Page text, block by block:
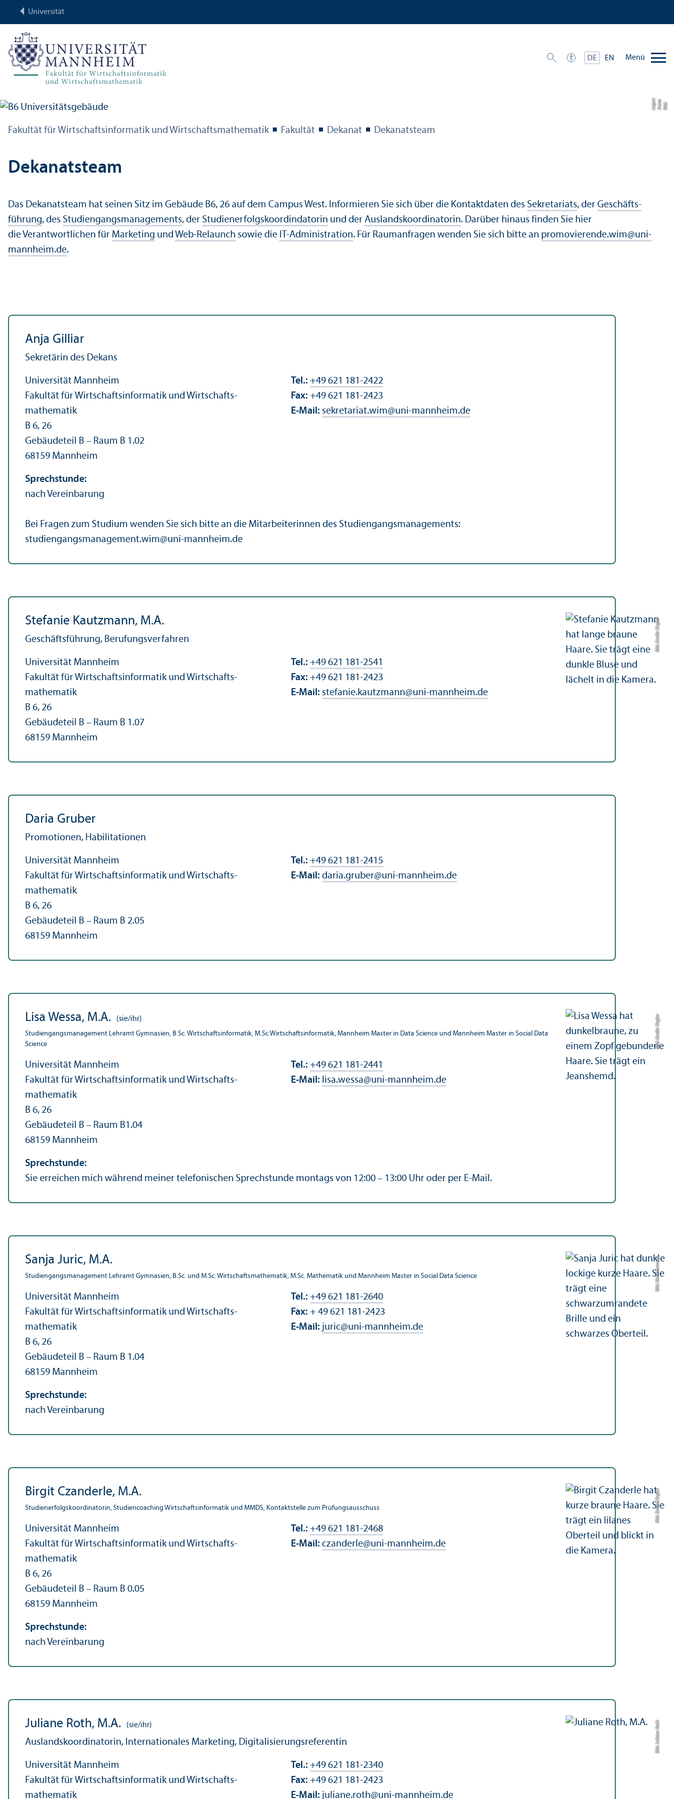
Universität
DE EN Menü
Bil
d:
A
n
n
aL
o
g
u
e
Fakultät für Wirtschafts­informatik und Wirtschafts­mathematik Fakultät Dekanat Dekanats­team
Dekanats­team
Das Dekanats­team hat seinen Sitz im Gebäude B6, 26 auf dem Campus West. Informieren Sie sich über die Kontaktdaten des Sekretariats, der Geschäfts­
führung, des Studien­gangs­managements, der Studien­erfolgskoordindatorin und der Auslands­koordinatorin. Darüber hinaus finden Sie hier
die Verantwortlichen für Marketing und Web-Relaunch sowie die IT-Administration. Für Raumanfragen wenden Sie sich bitte an promovierende.wim@uni-
mannheim.de.
Anja Gilliar
Sekretärin des Dekans
Universität Mannheim
Fakultät für Wirtschafts­informatik und Wirtschafts­
mathematik
B 6, 26
Gebäudeteil B – Raum B 1.02
68159 Mannheim
Tel.: +49 621 181-2422
Fax: +49 621 181-2423
E-Mail: sekretariat.wim@uni-mannheim.de
Sprechstunde:
nach Vereinbarung
Bei Fragen zum Studium wenden Sie sich bitte an die Mitarbeiterinnen des Studien­gangs­managements:
studien­gangsmanagement.wim@uni-mannheim.de
Bild: Emilie Orgler
Stefanie Kautzmann, M.A.
Geschäfts­führung, Berufungs­verfahren
Universität Mannheim
Fakultät für Wirtschafts­informatik und Wirtschafts­
mathematik
B 6, 26
Gebäudeteil B – Raum B 1.07
68159 Mannheim
Tel.: +49 621 181-2541
Fax: +49 621 181-2423
E-Mail: stefanie.kautzmann@uni-mannheim.de
Daria Gruber
Promotionen, Habilitationen
Universität Mannheim
Fakultät für Wirtschafts­informatik und Wirtschafts­
mathematik
B 6, 26
Gebäudeteil B – Raum B 2.05
68159 Mannheim
Tel.: +49 621 181-2415
E-Mail: daria.gruber@uni-mannheim.de
Bild: Emilie Orgler
Lisa Wessa, M.A. (sie/ihr)
Studien­gangs­management Lehr­amt Gymnasien, B.Sc. Wirtschafts­informatik, M.Sc.Wirtschafts­informatik, Mannheim Master in Data Science und Mannheim Master in Social Data
Science
Universität Mannheim
Fakultät für Wirtschafts­informatik und Wirtschafts­
mathematik
B 6, 26
Gebäudeteil B – Raum B1.04
68159 Mannheim
Tel.: +49 621 181-2441
E-Mail: lisa.wessa@uni-mannheim.de
Sprechstunde:
Sie erreichen mich während meiner telefonischen Sprechstunde montags von 12:00 – 13:00 Uhr oder per E-Mail.
Bild: Kim Formosa
Sanja Juric, M.A.
Studien­gangs­management Lehr­amt Gymnasien, B.Sc. und M.Sc. Wirtschafts­mathematik, M.Sc. Mathematik und Mannheim Master in Social Data Science
Universität Mannheim
Fakultät für Wirtschafts­informatik und Wirtschafts­
mathematik
B 6, 26
Gebäudeteil B – Raum B 1.04
68159 Mannheim
Tel.: +49 621 181-2640
Fax: + 49 621 181-2423
E-Mail: juric@uni-mannheim.de
Sprechstunde:
nach Vereinbarung
Bild: Emilie Orgler
Birgit Czanderle, M.A.
Studien­erfolgskoordinatorin, Studien­coaching Wirtschafts­informatik und MMDS, Kontaktstelle zum Prüfungs­ausschuss
Universität Mannheim
Fakultät für Wirtschafts­informatik und Wirtschafts­
mathematik
B 6, 26
Gebäudeteil B – Raum B 0.05
68159 Mannheim
Tel.: +49 621 181-2468
E-Mail: czanderle@uni-mannheim.de
Sprechstunde:
nach Vereinbarung
Bild: Juliane Roth
Juliane Roth, M.A. (sie/ihr)
Auslands­koordinatorin, Internationales Marketing, Digitalisierungs­referentin
Universität Mannheim
Fakultät für Wirtschafts­informatik und Wirtschafts­
mathematik
Tel.: +49 621 181-2340
Fax: +49 621 181-2423
E-Mail: juliane.roth@uni-mannheim.de